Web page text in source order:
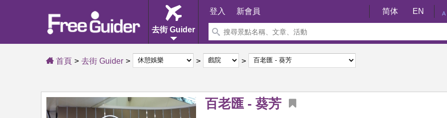
去街 Guider
登入 新會員 简体 EN A
首頁 去街 Guider
百老匯 - 葵芳